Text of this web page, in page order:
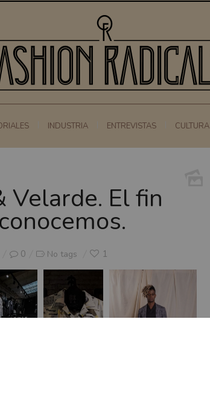
INDUSTRIA ENTREVISTAS CULTURA
Velarde. El fin
0 No tags 1